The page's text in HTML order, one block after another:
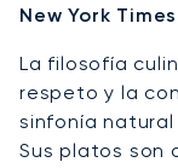
New York
La filosofía
respeto y la
sinfonía
Sus platos son